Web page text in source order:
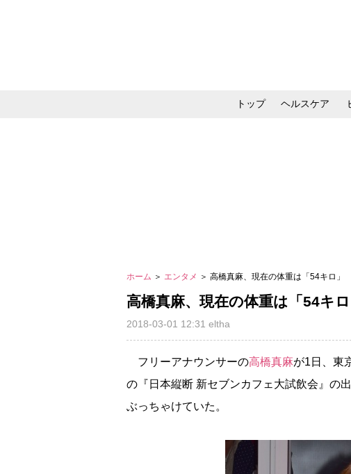
トップ ヘルスケア
ホーム ＞ エンタメ ＞ 高橋真麻、現在の体重は「54キロ
高橋真麻、現在の体重は「54キ
2018-03-01 12:31 eltha
フリーアナウンサーの高橋真麻が1日、東
の『日本縦断 新セブンカフェ大試飲会』の
ぶっちゃけていた。